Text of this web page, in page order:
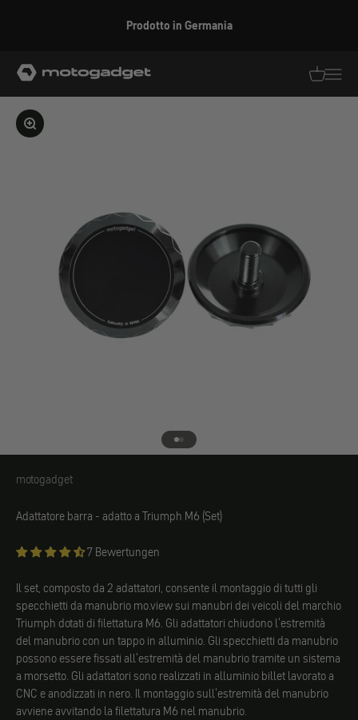
Prodotto in Germania
motogadget GmbH
Ingrandire l'immagine
Vai all'elemento 1
Vai all'elemento 2
motogadget
Adattatore barra motogadget
- adatto a Triumph M6 (Set)
7 Bewertungen
Il set, composto da 2 adattatori, consente il montaggio di tutti gli
specchietti da manubrio mo.view sui manubri dei veicoli del marchio
Triumph dotati di filettatura M6. Gli adattatori chiudono l'estremità
del manubrio con un tappo in alluminio. Gli specchietti da manubrio
possono essere fissati all'estremità del manubrio tramite un sistema
a morsetto. Gli adattatori sono realizzati in alluminio billet lavorato a
CNC e anodizzati in nero. Il montaggio sull'estremità del manubrio
avviene avvitando la filettatura M6 nel manubrio.